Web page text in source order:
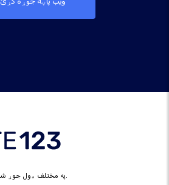
SITE123: په مختلف ډول جوړ شوی، ښه جوړ شوی.